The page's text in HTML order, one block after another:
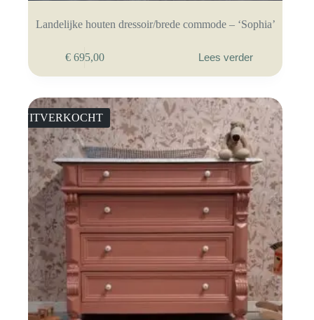
Landelijke houten dressoir/brede commode – ‘Sophia’
€695,00 Lees verder
UITVERKOCHT